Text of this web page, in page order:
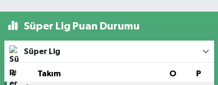
Süper Lig Puan Durumu
Süper Lig
# Takım O P